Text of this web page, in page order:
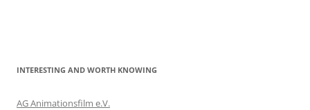
INTERESTING AND WORTH KNOWING
AG Animationsfilm e.V.